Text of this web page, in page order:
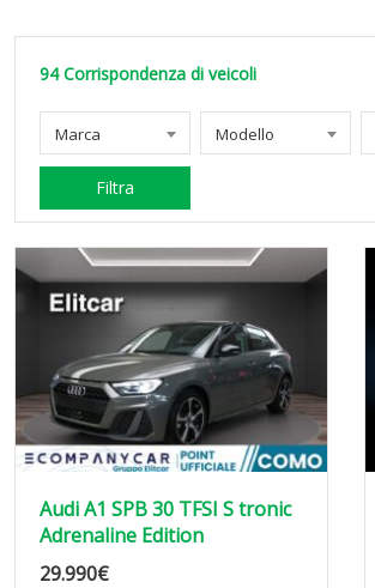
94 Corrispondenza di veicoli
Marca Modello
Filtra
Audi A1 SPB 30 TFSI S tronic
Adrenaline Edition
29.990€